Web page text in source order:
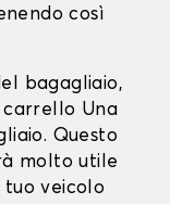
così
bagagliaio,
Una
Questo
molto utile
veicolo